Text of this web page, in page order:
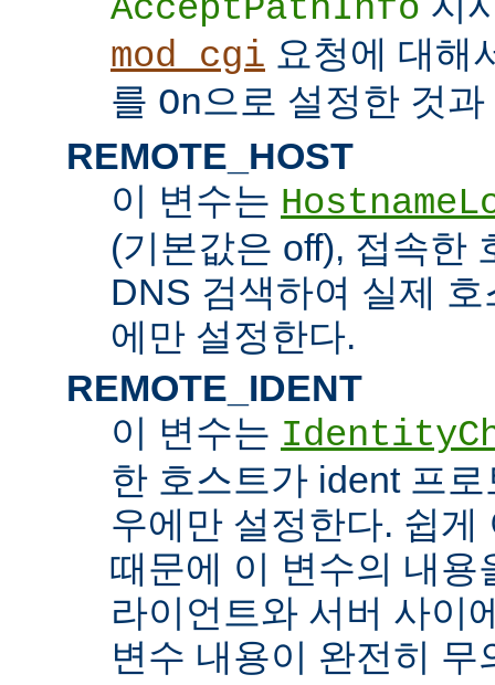
AcceptPathInfo
mod_cgi 요청에 대해
를 On으로 설정한 것과
REMOTE_HOST
이 변수는
(기본값은 off), 접속한
DNS 검색하여 실제
에만 설정한다.
REMOTE_IDENT
이 변수는
한 호스트가 ident 프
우에만 설정한다. 쉽게
때문에 이 변수의 내용
라이언트와 서버 사이
변수 내용이 완전히